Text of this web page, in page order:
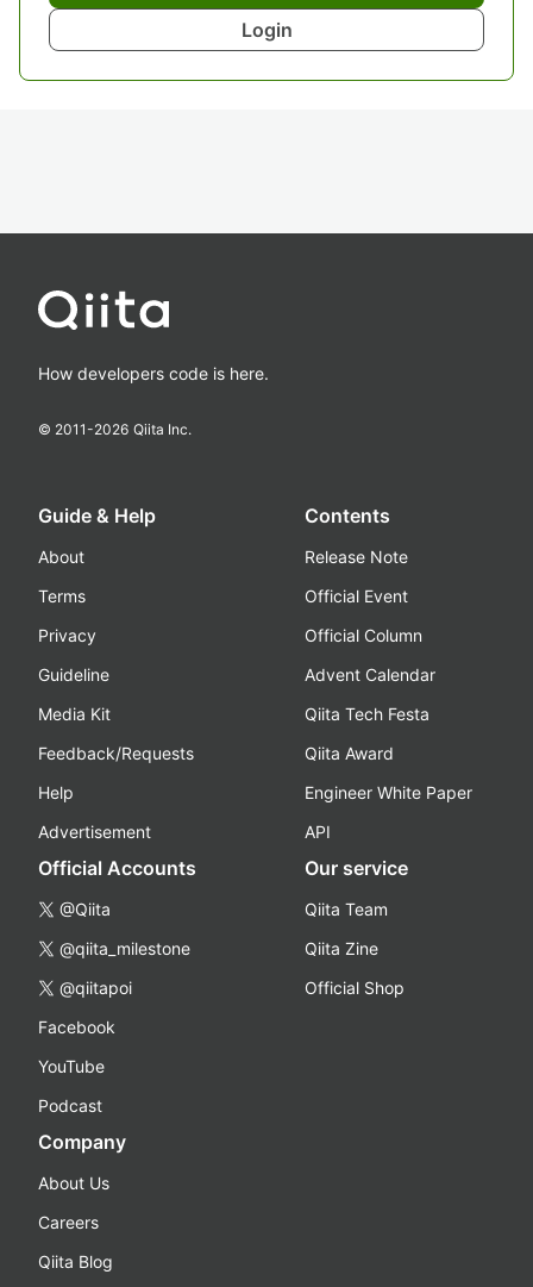
Login
How developers code is here.
© 2011-2026 Qiita Inc.
Guide & Help
About
Terms
Privacy
Guideline
Media Kit
Feedback/Requests
Help
Advertisement
Contents
Release Note
Official Event
Official Column
Advent Calendar
Qiita Tech Festa
Qiita Award
Engineer White Paper
API
Official Accounts
@Qiita
@qiita_milestone
@qiitapoi
Facebook
YouTube
Podcast
Our service
Qiita Team
Qiita Zine
Official Shop
Company
About Us
Careers
Qiita Blog